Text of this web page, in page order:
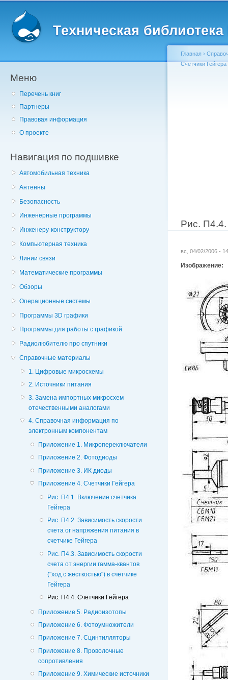
Техническая
Меню
Перечень книг
Партнеры
Правовая информация
О проекте
Навигация по подшивке
Автомобильная техника
Антенны
Безопасность
Инженерные программы
Инженеру-конструктору
Компьютерная техника
Линии связи
Математические программы
Обзоры
Операционные системы
Программы 3D графики
Программы для работы с графикой
Радиолюбителю про спутники
Справочные материалы
1. Цифровые микросхемы
2. Источники питания
3. Замена импортных микросхем
отечественными аналогами
4. Справочная информация по
электронным компонентам
Приложение 1. Микропереключатели
Приложение 2. Фотодиоды
Приложение 3. ИК диоды
Приложение 4. Счетчики Гейгера
Рис. П4.1. Включение счетчика
Гейгера
Рис. П4.2. Зависимость скорости
счета or напряжения питания в
счетчике Гейгера
Рис. П4.3. Зависимость скорости
счета от энергии гамма-квантов
("ход с жесткостью") в счетчике
Гейгера
Рис. П4.4. Счетчики Гейгера
Приложение 5. Радиоизотопы
Приложение 6. Фотоумножители
Приложение 7. Сцинтилляторы
Приложение 8. Проволочные
сопротивления
Приложение 9. Химические источники
Главная ›
Счетчики Гейгера
Рис. П4.4.
вс, 04/02/2006 -
Изображение: